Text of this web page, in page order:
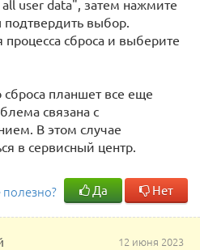
user data", затем нажмите
выбор.
сброса и выберите
сброса планшет все еще
связана с
В этом случае
в сервисный центр.
Да Нет
12 июня 2023